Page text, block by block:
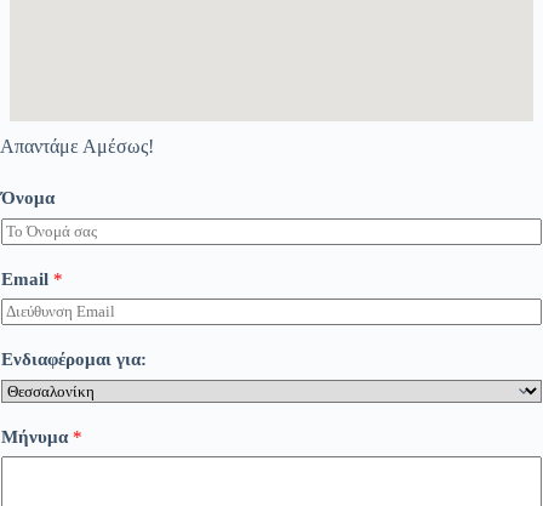
Απαντάμε Αμέσως!
Όνομα
Email *
Ενδιαφέρομαι για:
Μήνυμα *